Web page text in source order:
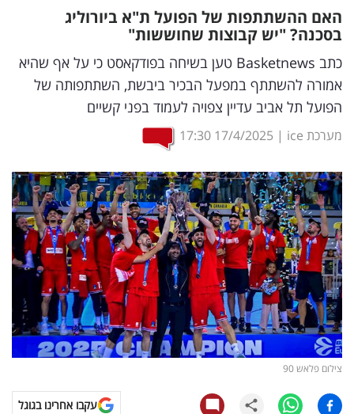
דיגיטל
וטק
שיווק
ופרסום
מדדים
ומחקרים
דעות
רכילות
עסקית
קריפטו
ויראלי
האם ההשתתפות של הפועל ת"א ביורוליג
בסכנה? "יש קבוצות שחוששות"
כתב Basketnews טען בשיחה בפודקאסט כי על אף שהיא
אמורה להשתתף במפעל הבכיר ביבשת, השתתפותה של
הפועל תל אביב עדיין צפויה לעמוד בפני קשיים
מערכת ice |
17/4/2025
17:30
צילום פלאש 90
עקבו אחרינו בגוגל